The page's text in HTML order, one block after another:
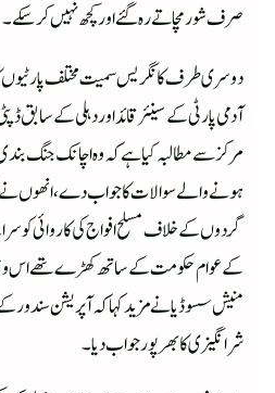
صرف شور مچاتے رہ گئے اور کچھ نہیں کرسکے۔
دوسری طرف کانگریس سمیت مختلف پارٹیوں
آدمی پارٹی کے سینئر قائد اور دہلی کے سابق
مرکز سے مطالبہ کیا ہے کہ وہ اچانک جنگ
ہونے والے سوالات کا جواب دے،انھوں
گردوں کے خلاف مسلح افواج کی کاروائی
کے عوام حکومت کے ساتھ کھڑے تھے اس
منیش سسوڈیا نے مزید کہا کہ آپریشن سندور
شرانگیزی کا بھرپور جواب دیا ۔